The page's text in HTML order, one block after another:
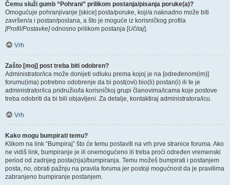
Čemu služi gumb “Pohrani” prilikom postanja/pisanja poruke(a)?
Omogućuje pohranjivanje [skice] posta/poruke, koji/a naknadno može biti
završen/a i postan/poslana, a što je moguće iz korisničkog profila
[Profil/Postavke]odnosno prilikom postanja [Učitaj].
Vrh
Zašto [moj] post treba biti odobren?
Administrator/ica može donijeti odluku prema kojoj je na [određenom(im)]
forumu(ima) potrebno odobrenje da bi post(ovi) bio(li) postan(i) ili te je
administrator/ica pridružio/la korisničkoj grupi članovima/icama koje postove
treba odobriti da bi bili objavljeni. Za detalje, kontaktiraj administratora/icu.
Vrh
Kako mogu bumpirati temu?
Klikom na link “Bumpiraj” što će temu postaviti na vrh prve stranice foruma. Ako
ne vidiš link, bumpiranje je ili onemogućeno ili treba proći određen vremenski
period od zadnjeg posta(nja)/bumpiranja. Temu možeš bumpirati i postanjem
posta, no, obrati pažnju na pravila foruma jer postoji mogućnost da je pravilima
zabranjeno bumpiranje postanjem.